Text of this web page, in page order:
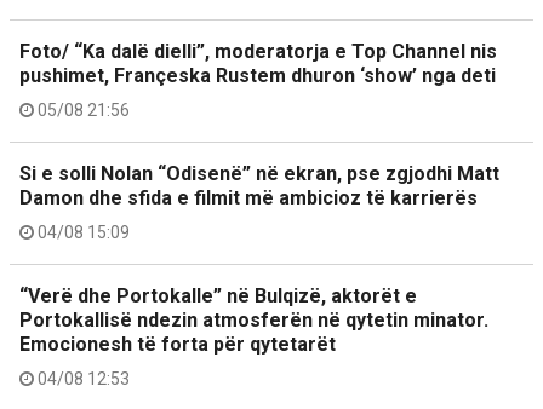
Foto/ “Ka dalë dielli”, moderatorja e Top Channel nis
pushimet, Françeska Rustem dhuron ‘show’ nga deti
05/08 21:56
Si e solli Nolan “Odisenë” në ekran, pse zgjodhi Matt
Damon dhe sfida e filmit më ambicioz të karrierës
04/08 15:09
“Verë dhe Portokalle” në Bulqizë, aktorët e
Portokallisë ndezin atmosferën në qytetin minator.
Emocionesh të forta për qytetarët
04/08 12:53